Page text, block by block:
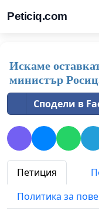
Peticiq.com
Искаме
министър
Сподели в
Петиция
Политика за